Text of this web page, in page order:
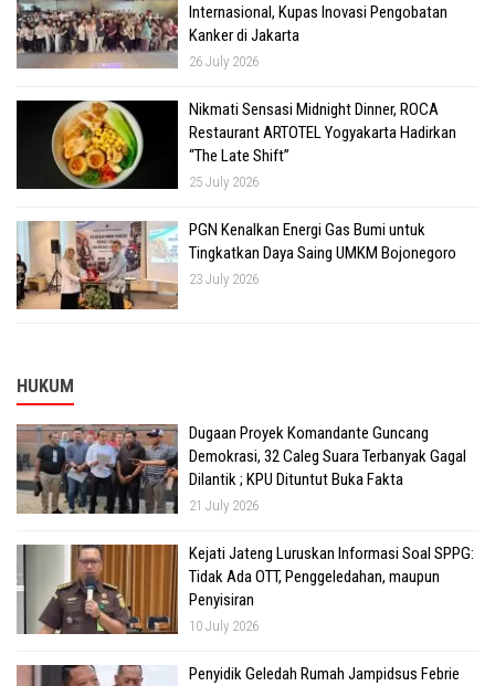
Internasional, Kupas Inovasi Pengobatan
Kanker di Jakarta
26 July 2026
Nikmati Sensasi Midnight Dinner, ROCA
Restaurant ARTOTEL Yogyakarta Hadirkan
“The Late Shift”
25 July 2026
PGN Kenalkan Energi Gas Bumi untuk
Tingkatkan Daya Saing UMKM Bojonegoro
23 July 2026
HUKUM
Dugaan Proyek Komandante Guncang
Demokrasi, 32 Caleg Suara Terbanyak Gagal
Dilantik ; KPU Dituntut Buka Fakta
21 July 2026
Kejati Jateng Luruskan Informasi Soal SPPG:
Tidak Ada OTT, Penggeledahan, maupun
Penyisiran
10 July 2026
Penyidik Geledah Rumah Jampidsus Febrie